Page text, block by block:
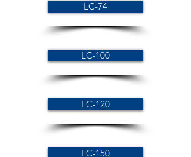
LC-74
LC-100
LC-120
LC-150